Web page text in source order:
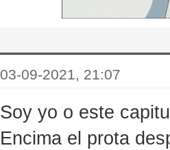
03-09-2021, 21:07
Soy yo o este
Encima el prota